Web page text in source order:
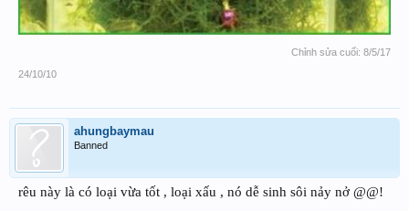
Chỉnh sửa cuối: 8/5/17
24/10/10
ahungbaymau
Banned
rêu này là có loại vừa tốt , loại xấu , nó dễ sinh sôi nảy nở @@!